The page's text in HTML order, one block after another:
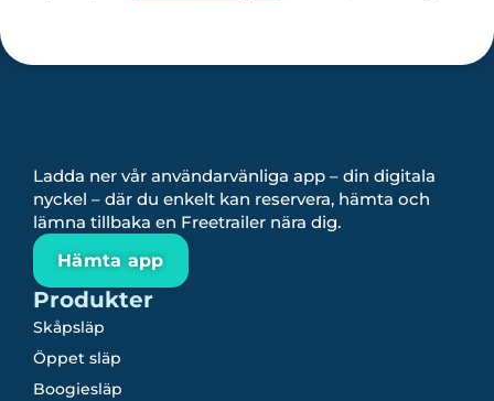
Ladda ner vår användarvänliga app – din digitala
nyckel – där du enkelt kan reservera, hämta och
lämna tillbaka en Freetrailer nära dig.
Hämta app
Produkter
Skåpsläp
Öppet släp
Boogiesläp